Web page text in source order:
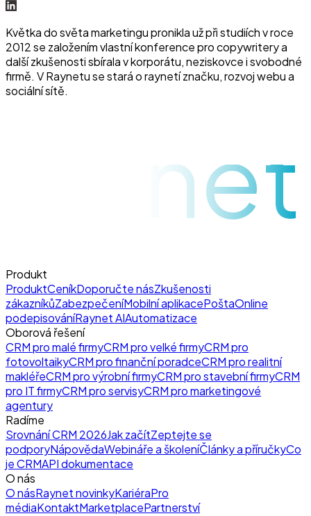
Květka do světa marketingu pronikla už při studiích v roce
2012 se založením vlastní konference pro copywritery a
další zkušenosti sbírala v korporátu, neziskovce i svobodné
firmě. V Raynetu se stará o raynetí značku, rozvoj webu a
sociální sítě.
raynet
Produkt
ProduktCeníkDoporučte násZkušenosti
zákazníkůZabezpečeníMobilní aplikacePoštaOnline
podepisováníRaynet AIAutomatizace
Oborová řešení
CRM pro malé firmyCRM pro velké firmyCRM pro
fotovoltaikyCRM pro finanční poradceCRM pro realitní
makléřeCRM pro výrobní firmyCRM pro stavební firmyCRM
pro IT firmyCRM pro servisyCRM pro marketingové
agentury
Radíme
Srovnání CRM 2026Jak začítZeptejte se
podporyNápovědaWebináře a školeníČlánky a příručkyCo
je CRMAPI dokumentace
O nás
O násRaynet novinkyKariéraPro
médiaKontaktMarketplacePartnerství